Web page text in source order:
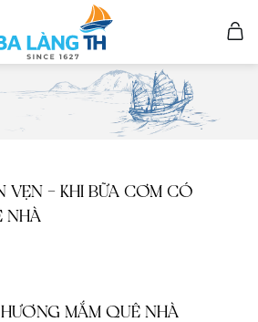
VẸN – KHI BỮA CƠM CÓ
NHÀ
MẮM QUÊ NHÀ